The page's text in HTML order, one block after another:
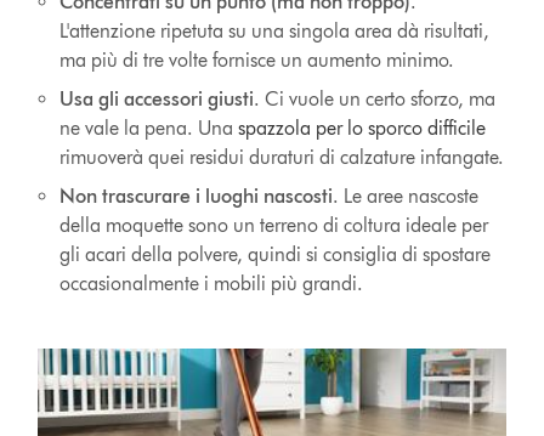
L'attenzione ripetuta su una singola area dà risultati,
ma più di tre volte fornisce un aumento minimo.
Usa gli accessori giusti. Ci vuole un certo sforzo, ma
ne vale la pena. Una spazzola per lo sporco difficile
rimuoverà quei residui duraturi di calzature infangate.
Non trascurare i luoghi nascosti. Le aree nascoste
della moquette sono un terreno di coltura ideale per
gli acari della polvere, quindi si consiglia di spostare
occasionalmente i mobili più grandi.